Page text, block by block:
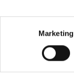
Marketing